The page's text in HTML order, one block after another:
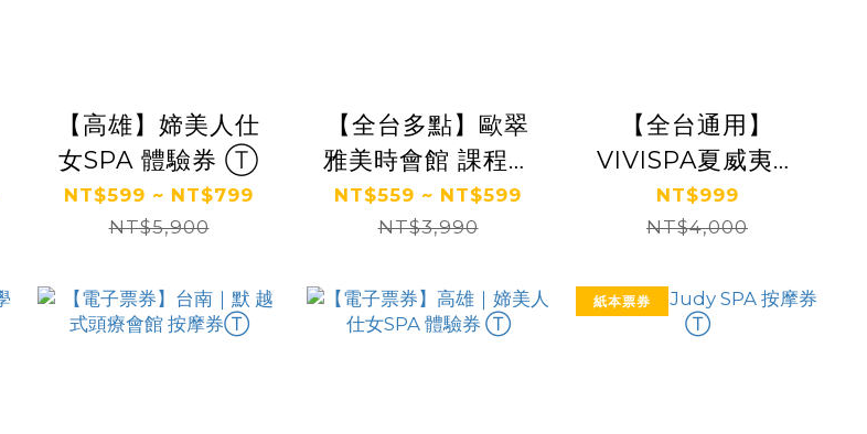
【高雄】媂美人仕
女SPA 體驗券 Ⓣ
NT$599 ~ NT$799
NT$5,900
【全台多點】歐翠
雅美時會館 課程券
Ⓣ
NT$559 ~ NT$599
NT$3,990
【全台通用】
VIVISPA夏威夷懶
人包輕纖之旅150分
鐘 Ⓗ
NT$999
NT$4,000
紙本票券